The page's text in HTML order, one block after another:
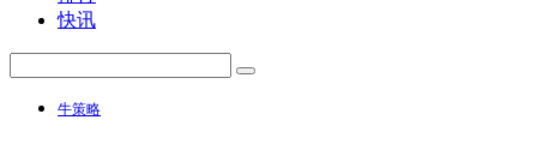
快讯
牛策略